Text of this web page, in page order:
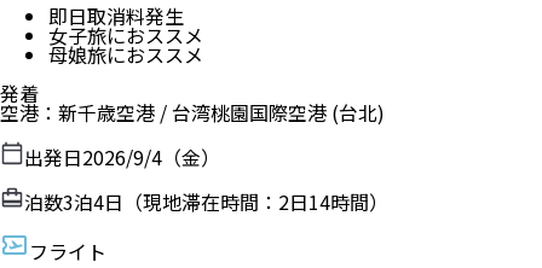
即日取消料発生
女子旅におススメ
母娘旅におススメ
発着
空港 ： 新千歳空港 /台湾桃園国際空港 (台北)
出発日2026/9/4（金）
泊数3泊4日（現地滞在時間： 2日14時間）
フライト